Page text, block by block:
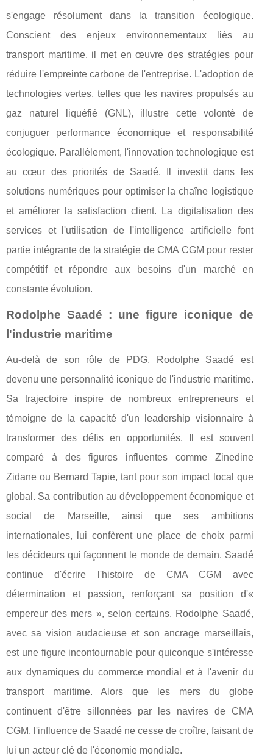
s'engage résolument dans la transition écologique.
Conscient des enjeux environnementaux liés au
transport maritime, il met en œuvre des stratégies pour
réduire l'empreinte carbone de l'entreprise. L'adoption de
technologies vertes, telles que les navires propulsés au
gaz naturel liquéfié (GNL), illustre cette volonté de
conjuguer performance économique et responsabilité
écologique. Parallèlement, l'innovation technologique est
au cœur des priorités de Saadé. Il investit dans les
solutions numériques pour optimiser la chaîne logistique
et améliorer la satisfaction client. La digitalisation des
services et l'utilisation de l'intelligence artificielle font
partie intégrante de la stratégie de CMA CGM pour rester
compétitif et répondre aux besoins d'un marché en
constante évolution.
Rodolphe Saadé : une figure iconique de
l'industrie maritime
Au-delà de son rôle de PDG, Rodolphe Saadé est
devenu une personnalité iconique de l'industrie maritime.
Sa trajectoire inspire de nombreux entrepreneurs et
témoigne de la capacité d'un leadership visionnaire à
transformer des défis en opportunités. Il est souvent
comparé à des figures influentes comme Zinedine
Zidane ou Bernard Tapie, tant pour son impact local que
global. Sa contribution au développement économique et
social de Marseille, ainsi que ses ambitions
internationales, lui confèrent une place de choix parmi
les décideurs qui façonnent le monde de demain. Saadé
continue d'écrire l'histoire de CMA CGM avec
détermination et passion, renforçant sa position d'«
empereur des mers », selon certains. Rodolphe Saadé,
avec sa vision audacieuse et son ancrage marseillais,
est une figure incontournable pour quiconque s'intéresse
aux dynamiques du commerce mondial et à l'avenir du
transport maritime. Alors que les mers du globe
continuent d'être sillonnées par les navires de CMA
CGM, l'influence de Saadé ne cesse de croître, faisant de
lui un acteur clé de l'économie mondiale.